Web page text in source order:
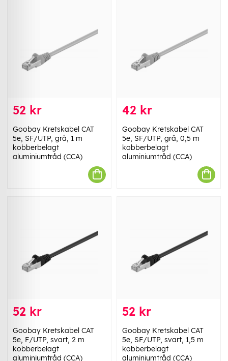
52 kr
Goobay Kretskabel CAT
5e, SF/UTP, grå, 1 m
kobberbelagt
aluminiumtråd (CCA)
42 kr
Goobay Kretskabel CAT
5e, SF/UTP, grå, 0,5 m
kobberbelagt
aluminiumtråd (CCA)
52 kr
Goobay Kretskabel CAT
5e, F/UTP, svart, 2 m
kobberbelagt
aluminiumtråd (CCA)
52 kr
Goobay Kretskabel CAT
5e, SF/UTP, svart, 1,5 m
kobberbelagt
aluminiumtråd (CCA)